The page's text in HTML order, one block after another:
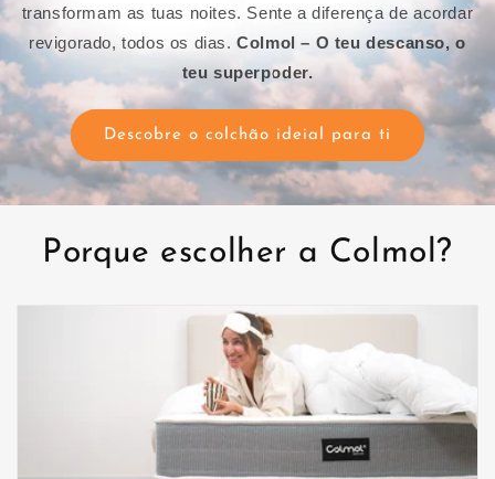
transformam as tuas noites. Sente a diferença de acordar
revigorado, todos os dias.Colmol – O teu descanso, o
teu superpoder.
Descobre o colchão ideial para ti
Porque escolher a Colmol?